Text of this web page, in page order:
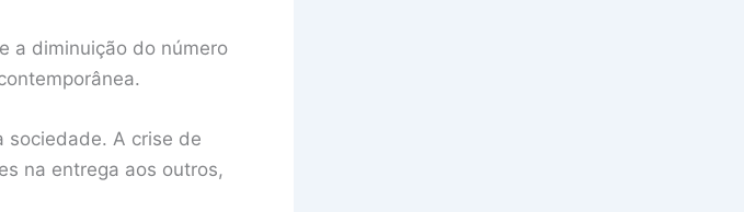
a diminuição do número
sociedade. A crise de
na entrega aos outros,